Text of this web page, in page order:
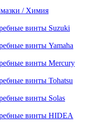
/ Химия
винты Suzuki
винты Yamaha
винты Mercury
винты Tohatsu
винты Solas
винты HIDEA